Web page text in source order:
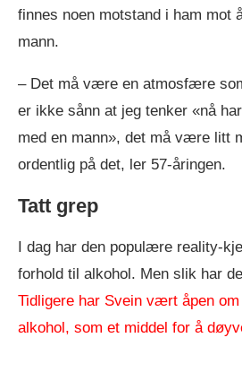
finnes noen motstand i ham mot
mann.
– Det må være en atmosfære
er ikke sånn at jeg tenker «nå
med en mann», det må være litt
ordentlig på det, ler 57-åringen.
Tatt grep
I dag har den populære reality-
forhold til alkohol. Men slik har
Tidligere har Svein vært åpen
alkohol, som et middel for å